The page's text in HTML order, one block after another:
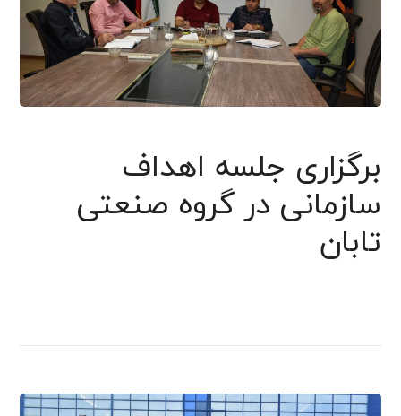
برگزاری جلسه اهداف
سازمانی در گروه صنعتی
تابان